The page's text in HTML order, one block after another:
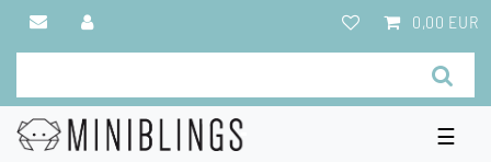
0,00 EUR
☰